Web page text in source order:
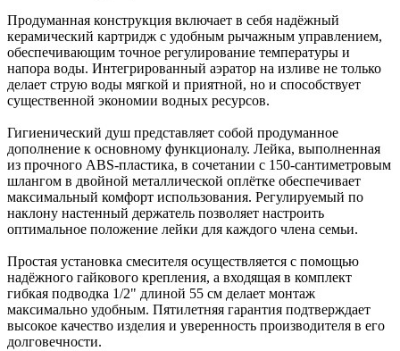
Продуманная конструкция включает в себя надёжный
керамический картридж с удобным рычажным управлением,
обеспечивающим точное регулирование температуры и
напора воды. Интегрированный аэратор на изливе не только
делает струю воды мягкой и приятной, но и способствует
существенной экономии водных ресурсов.
Гигиенический душ представляет собой продуманное
дополнение к основному функционалу. Лейка, выполненная
из прочного ABS-пластика, в сочетании с 150-сантиметровым
шлангом в двойной металлической оплётке обеспечивает
максимальный комфорт использования. Регулируемый по
наклону настенный держатель позволяет настроить
оптимальное положение лейки для каждого члена семьи.
Простая установка смесителя осуществляется с помощью
надёжного гайкового крепления, а входящая в комплект
гибкая подводка 1/2" длиной 55 см делает монтаж
максимально удобным. Пятилетняя гарантия подтверждает
высокое качество изделия и уверенность производителя в его
долговечности.